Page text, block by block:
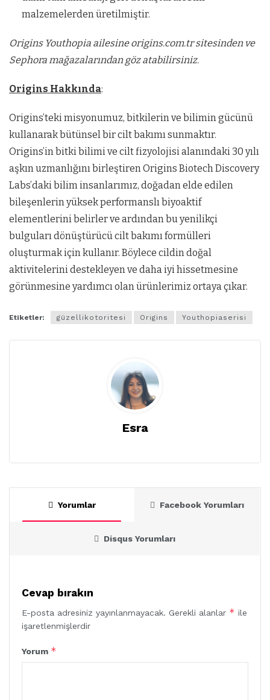
malzemelerden üretilmiştir.
Origins Youthopia ailesine origins.com.tr sitesinden ve
Sephora mağazalarından göz atabilirsiniz.
Origins Hakkında:
Origins’teki misyonumuz, bitkilerin ve bilimin gücünü
kullanarak bütünsel bir cilt bakımı sunmaktır.
Origins’in bitki bilimi ve cilt fizyolojisi alanındaki 30 yılı
aşkın uzmanlığını birleştiren Origins Biotech Discovery
Labs’daki bilim insanlarımız, doğadan elde edilen
bileşenlerin yüksek performanslı biyoaktif
elementlerini belirler ve ardından bu yenilikçi
bulguları dönüştürücü cilt bakımı formülleri
oluşturmak için kullanır. Böylece cildin doğal
aktivitelerini destekleyen ve daha iyi hissetmesine
görünmesine yardımcı olan ürünlerimiz ortaya çıkar.
Etiketler: güzellikotoritesi Origins Youthopiaserisi
Esra
Yorumlar Facebook Yorumları
Disqus Yorumları
Cevap bırakın
E-posta adresiniz yayınlanmayacak. Gerekli alanlar * ile
işaretlenmişlerdir
Yorum *